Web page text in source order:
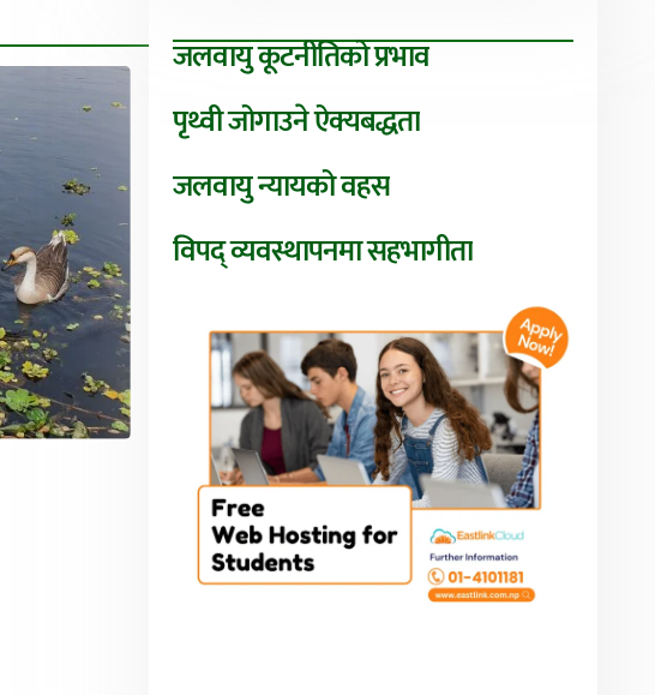
जलवायु कूटनीतिको प्रभाव
पृथ्वी जोगाउने ऐक्यबद्धता
जलवायु न्यायको वहस
विपद् व्यवस्थापनमा सहभागीता